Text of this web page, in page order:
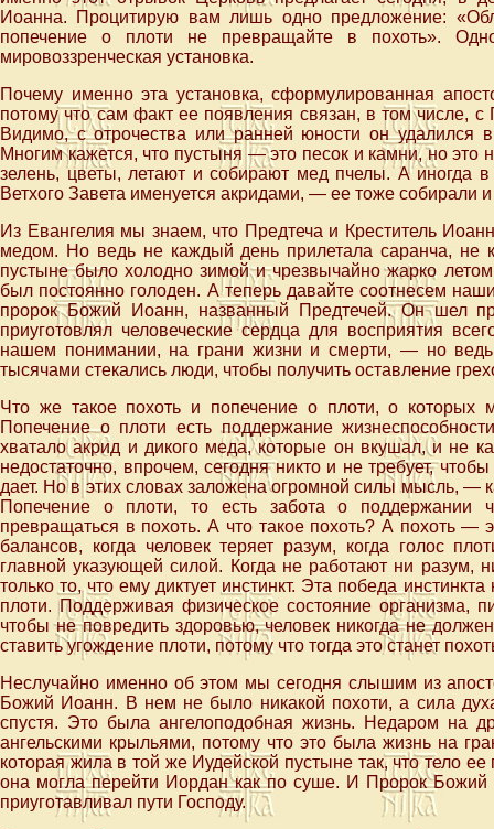
Иоанна. Процитирую вам лишь одно предложение:
попечение о плоти не превращайте в похоть».
мировоззренческая установка.
Почему именно эта установка, сформулированная
потому что сам факт ее появления связан, в том числе,
Видимо, с отрочества или ранней юности он удалился
Многим кажется, что пустыня — это песок и камни, но это
зелень, цветы, летают и собирают мед пчелы. А иногда
Ветхого Завета именуется акридами, — ее тоже собирали
Из Евангелия мы знаем, что Предтеча и Креститель
медом. Но ведь не каждый день прилетала саранча,
пустыне было холодно зимой и чрезвычайно жарко
был постоянно голоден. А теперь давайте соотнесем
пророк Божий Иоанн, названный Предтечей. Он шел
приуготовлял человеческие сердца для восприятия
нашем понимании, на грани жизни и смерти, — но
тысячами стекались люди, чтобы получить оставление
Что же такое похоть и попечение о плоти, о которых
Попечение о плоти есть поддержание
хватало акрид и дикого меда, которые он вкушал, и не
недостаточно, впрочем, сегодня никто и не требует,
дает. Но в этих словах заложена огромной силы мысль, —
Попечение о плоти, то есть забота о поддержании
превращаться в похоть. А что такое похоть? А похоть —
балансов, когда человек теряет разум, когда голос
главной указующей силой. Когда не работают ни разум,
только то, что ему диктует инстинкт. Эта победа
плоти. Поддерживая физическое состояние организма,
чтобы не повредить здоровью, человек никогда не
ставить угождение плоти, потому что тогда это станет
Неслучайно именно об этом мы сегодня слышим из
Божий Иоанн. В нем не было никакой похоти, а сила
спустя. Это была ангелоподобная жизнь. Недаром на
ангельскими крыльями, потому что это была жизнь на
которая жила в той же Иудейской пустыне так, что тело
она могла перейти Иордан как по суше. И Пророк
приуготавливал пути Господу.